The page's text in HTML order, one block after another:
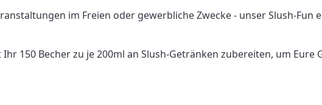
im Freien oder gewerbliche Zwecke - unser Slush-Fun
150 Becher zu je 200ml an Slush-Getränken zubereiten, um